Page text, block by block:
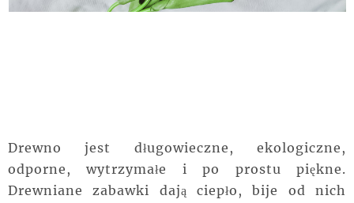
Drewno jest długowieczne, ekologiczne,
odporne, wytrzymałe i po prostu piękne.
Drewniane zabawki dają ciepło, bije od nich